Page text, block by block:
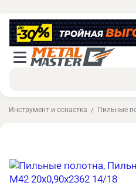
Инструмент и оснастка Пильные